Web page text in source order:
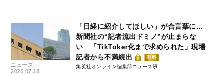
ニュース
2026.07.18
「日経に紹介してほしい」が合言葉に…
新聞社の“記者流出ドミノ”が止まらな
い 「TikToker化まで求められた」現場
記者から不満続出
有料
集英社オンライン編集部ニュース班